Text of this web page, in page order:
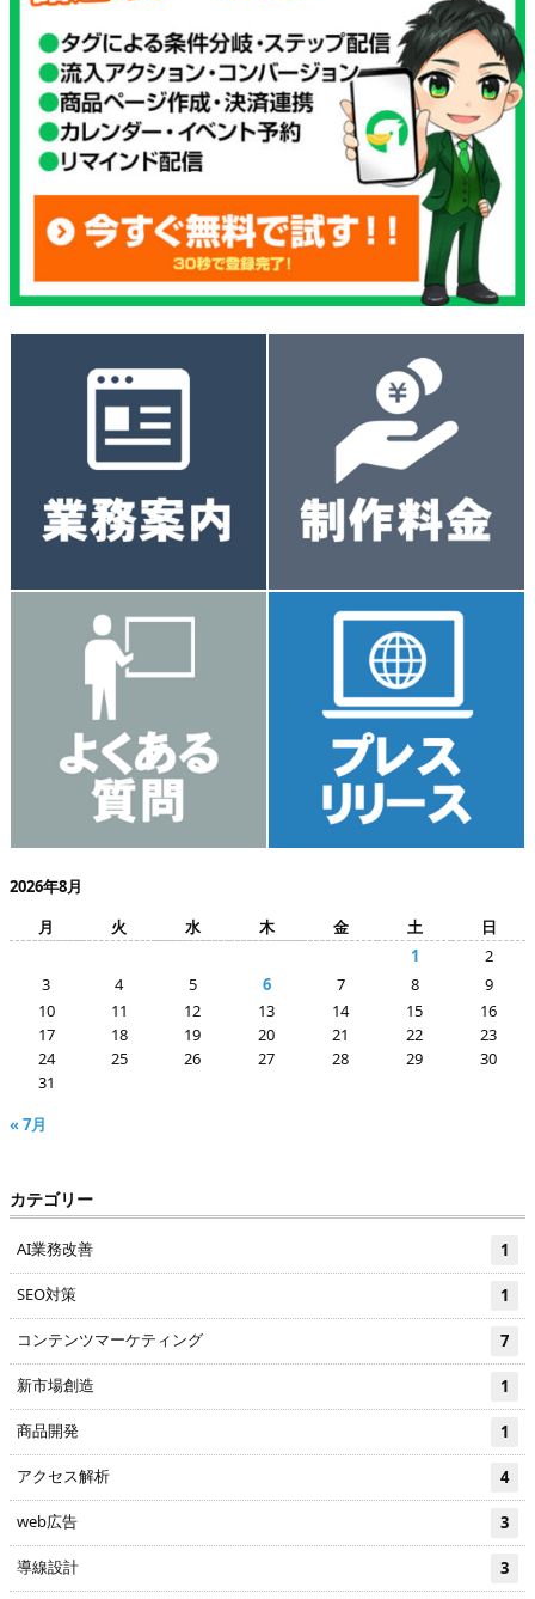
2026年8月
月
火 水 木 金 土
日
1
2
3
4 5 6 7 8
9
10
11 12 13 14 15
16
17
18 19 20 21 22
23
24
25 26 27 28 29
30
31
« 7月
カテゴリー
AI業務改善 1
SEO対策 1
コンテンツマーケティング 7
新市場創造 1
商品開発 1
アクセス解析 4
web広告 3
導線設計 3